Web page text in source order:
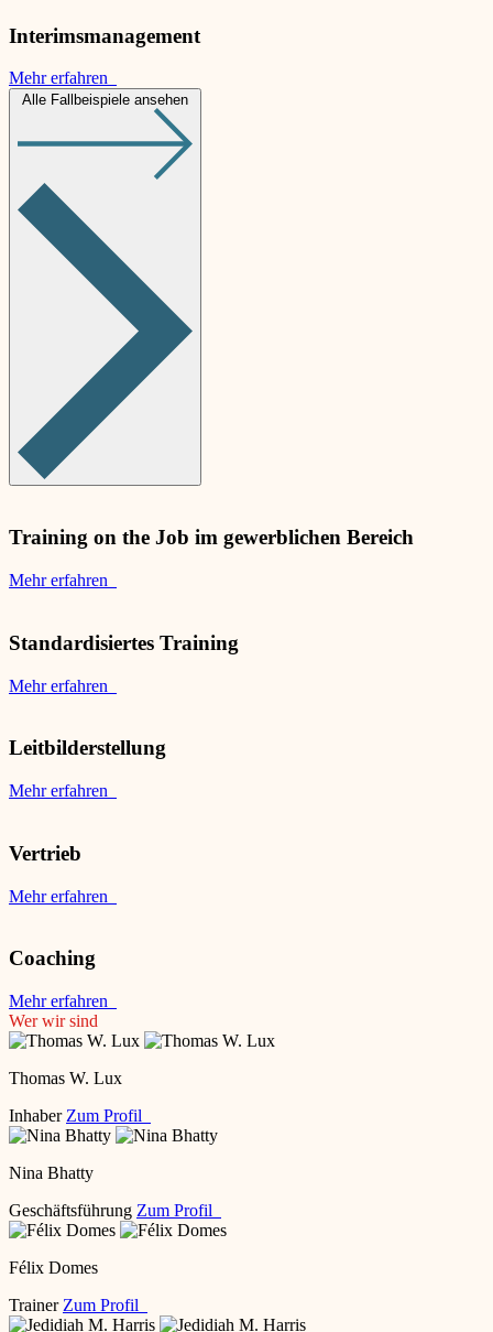
Interimsmanagement
Mehr erfahren
Alle Fallbeispiele ansehen
Training on the Job im gewerblichen Bereich
Mehr erfahren
Standardisiertes Training
Mehr erfahren
Leitbilderstellung
Mehr erfahren
Vertrieb
Mehr erfahren
Coaching
Mehr erfahren
Wer wir sind
Thomas W. Lux
Inhaber Zum Profil
Nina Bhatty
Geschäftsführung Zum Profil
Félix Domes
Trainer Zum Profil